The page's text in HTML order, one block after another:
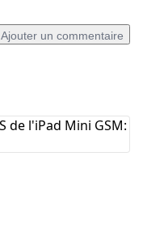
Ajouter un commentaire